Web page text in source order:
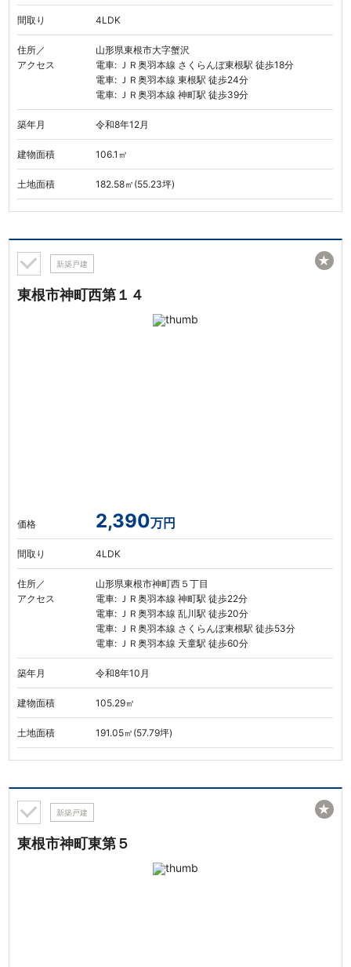
間取り 4LDK
住所／
アクセス
山形県東根市大字蟹沢
電車: ＪＲ奥羽本線 さくらんぼ東根駅 徒歩18分
電車: ＪＲ奥羽本線 東根駅 徒歩24分
電車: ＪＲ奥羽本線 神町駅 徒歩39分
築年月 令和8年12月
建物面積 106.1㎡
土地面積 182.58㎡(55.23坪)
新築戸建
東根市神町西第１４
価格 2,390万円
間取り 4LDK
住所／
アクセス
山形県東根市神町西５丁目
電車: ＪＲ奥羽本線 神町駅 徒歩22分
電車: ＪＲ奥羽本線 乱川駅 徒歩20分
電車: ＪＲ奥羽本線 さくらんぼ東根駅 徒歩53分
電車: ＪＲ奥羽本線 天童駅 徒歩60分
築年月 令和8年10月
建物面積 105.29㎡
土地面積 191.05㎡(57.79坪)
★
新築戸建
東根市神町東第５
★